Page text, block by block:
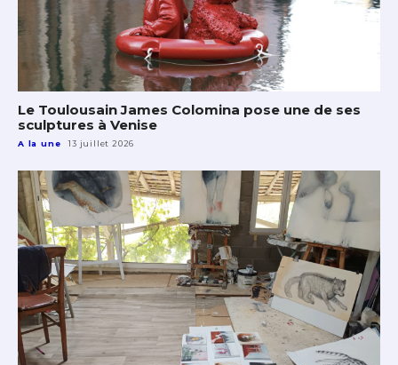
Le Toulousain James Colomina pose une de ses
sculptures à Venise
A la une 13 juillet 2026